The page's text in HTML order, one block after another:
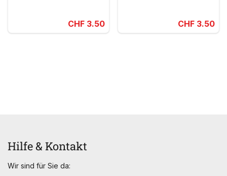
CHF 3.50 CHF 3.50
Hilfe & Kontakt
Wir sind für Sie da: